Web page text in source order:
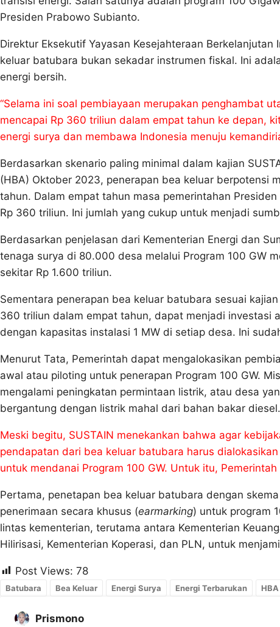
Presiden Prabowo Subianto.
Direktur Eksekutif Yayasan Kesejahteraan
keluar batubara bukan sekadar instrumen fiskal. Ini
energi bersih.
“Selama ini soal pembiayaan merupakan penghambat
mencapai Rp 360 triliun dalam empat tahun ke depan,
energi surya dan membawa Indonesia menuju
Berdasarkan skenario paling minimal dalam kajian
(HBA) Oktober 2023, penerapan bea keluar berpotensi
tahun. Dalam empat tahun masa pemerintahan
Rp 360 triliun. Ini jumlah yang cukup untuk menjadi
Berdasarkan penjelasan dari Kementerian Energi dan
tenaga surya di 80.000 desa melalui Program 100 GW
sekitar Rp 1.600 triliun.
Sementara penerapan bea keluar batubara sesuai
360 triliun dalam empat tahun, dapat menjadi investasi
dengan kapasitas instalasi 1 MW di setiap desa. Ini
Menurut Tata, Pemerintah dapat mengalokasikan
awal atau piloting untuk penerapan Program 100 GW.
mengalami peningkatan permintaan listrik, atau desa
bergantung dengan listrik mahal dari bahan bakar diesel.
Meski begitu, SUSTAIN menekankan bahwa agar
pendapatan dari bea keluar batubara harus
untuk mendanai Program 100 GW. Untuk itu,
Pertama, penetapan bea keluar batubara dengan
penerimaan secara khusus (earmarking) untuk program
lintas kementerian, terutama antara Kementerian
Hilirisasi, Kementerian Koperasi, dan PLN, untuk
Post Views: 78
Batubara Bea Keluar Energi Surya Energi Terbarukan HBA
Prismono